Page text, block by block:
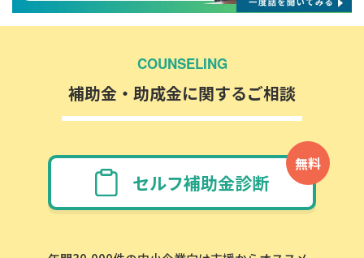
COUNSELING
補助金・助成金に関するご相談
無料
セルフ補助金診断